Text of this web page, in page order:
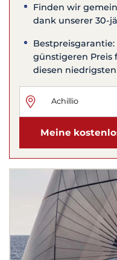
Finden wir
dank unserer 30-
günstigeren Preis
diesen
Meine